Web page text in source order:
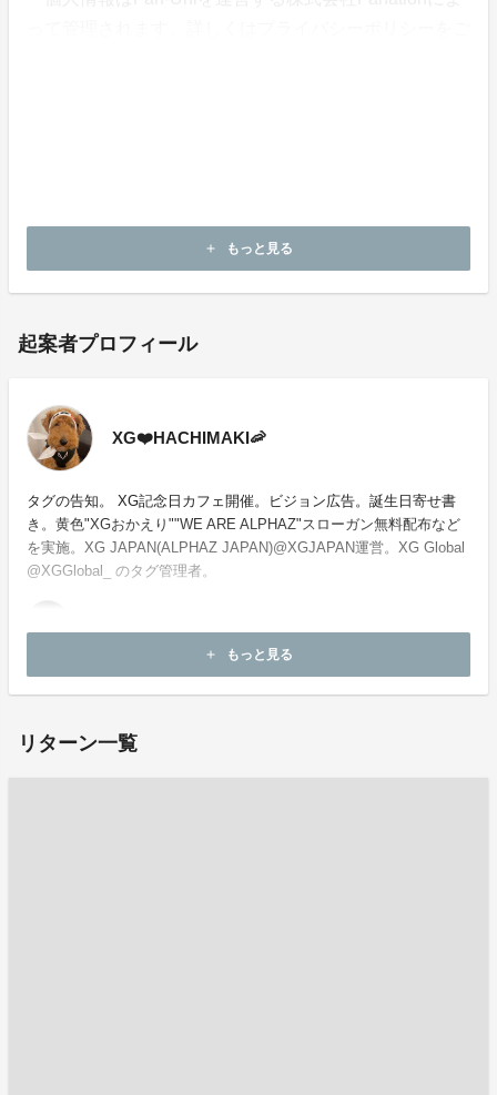
所等へのお問い合わせはご遠慮願います。
add もっと見る
起案者プロフィール
XG❤️HACHIMAKI🦐
タグの告知。 XG記念日カフェ開催。ビジョン広告。誕生日寄せ書
き。黄色"XGおかえり""WE ARE ALPHAZ"スローガン無料配布など
を実施。XG JAPAN(ALPHAZ JAPAN)@XGJAPAN運営。XG Global
@XGGlobal_ のタグ管理者。
add もっと見る
リターン一覧